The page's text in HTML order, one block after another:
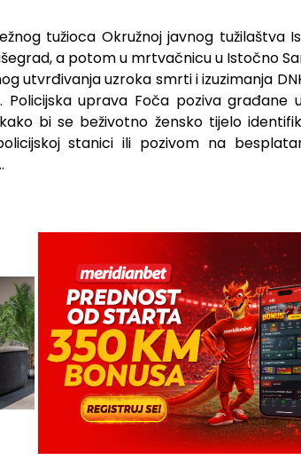
tužioca Okružnoj javnog tužilaštva
a potom u mrtvačnicu u Istočno
utvrđivanja uzroka smrti i izuzimanja
uprava Foča poziva građane
bi se beživotno žensko tijelo
stanici ili pozivom na